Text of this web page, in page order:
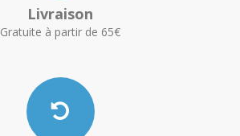
Livraison
Gratuite à partir de 65€